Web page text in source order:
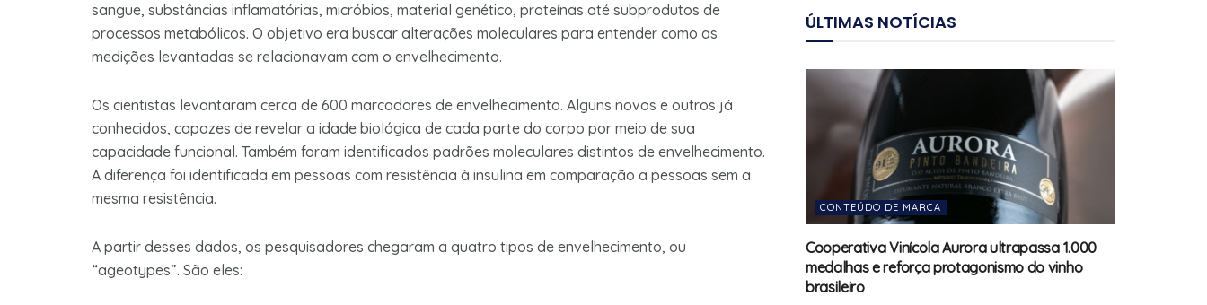
sangue, substâncias inflamatórias, micróbios, material genético, proteínas até subprodutos de
processos metabólicos. O objetivo era buscar alterações moleculares para entender como as
medições levantadas se relacionavam com o envelhecimento.
Os cientistas levantaram cerca de 600 marcadores de envelhecimento. Alguns novos e outros já
conhecidos, capazes de revelar a idade biológica de cada parte do corpo por meio de sua
capacidade funcional. Também foram identificados padrões moleculares distintos de envelhecimento.
A diferença foi identificada em pessoas com resistência à insulina em comparação a pessoas sem a
mesma resistência.
A partir desses dados, os pesquisadores chegaram a quatro tipos de envelhecimento, ou
“ageotypes”. São eles:
ÚLTIMAS NOTÍCIAS
CONTEÚDO DE MARCA
Cooperativa Vinícola Aurora ultrapassa 1.000
medalhas e reforça protagonismo do vinho
brasileiro